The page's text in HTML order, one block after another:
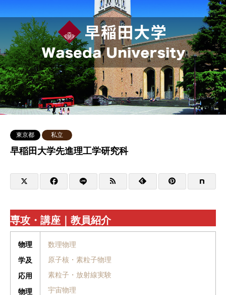
東京都 私立
早稲田大学先進理工学研究科
専攻・講座｜教員紹介
物理
学及
応用
物理
数理物理
原子核・素粒子物理
素粒子・放射線実験
宇宙物理